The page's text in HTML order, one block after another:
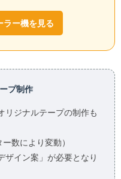
ラー機を見る
プ制作
リジナルテープの制作も
数により変動）
ザイン案」が必要となり